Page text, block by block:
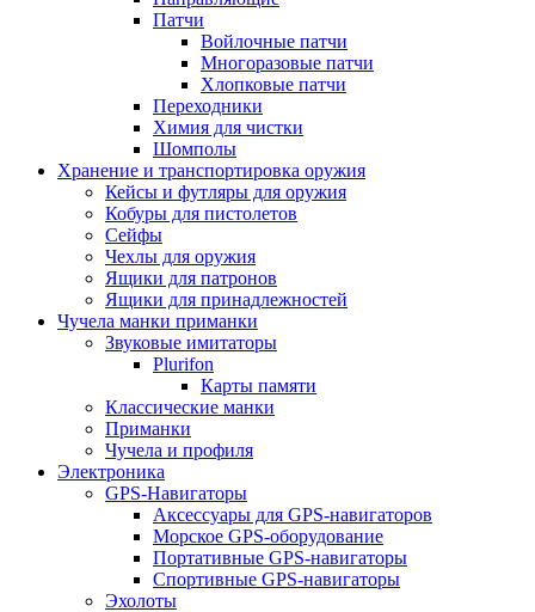
Патчи
Войлочные патчи
Многоразовые патчи
Хлопковые патчи
Переходники
Химия для чистки
Шомполы
Хранение и транспортировка оружия
Кейсы и футляры для оружия
Кобуры для пистолетов
Сейфы
Чехлы для оружия
Ящики для патронов
Ящики для принадлежностей
Чучела манки приманки
Звуковые имитаторы
Plurifon
Карты памяти
Классические манки
Приманки
Чучела и профиля
Электроника
GPS-Навигаторы
Аксессуары для GPS-навигаторов
Морское GPS-оборудование
Портативные GPS-навигаторы
Спортивные GPS-навигаторы
Эхолоты